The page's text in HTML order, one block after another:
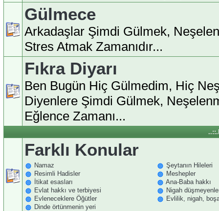
Gülmece
Arkadaşlar Şimdi Gülmek,
Stres Atmak Zamanıdır...
Fıkra Diyarı
Ben Bugün Hiç Gülmedim, Hiç
Diyenlere Şimdi Gülmek,
Eğlence Zamanı...
Farklı Konular
Namaz
Şeytanın Hileleri
Resimli Hadisler
Meshepler
İtikat esasları
Ana-Baba hakkı
Evlat hakkı ve terbiyesi
Nigah
Evleneceklere Öğütler
Evlilik, nigah,
Dinde örtünmenin yeri